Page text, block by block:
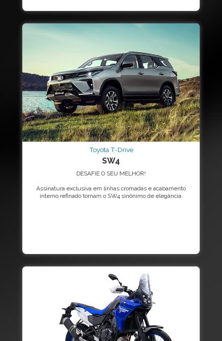
Toyota T-Drive
SW4
DESAFIE O SEU MELHOR!
Assinatura exclusiva em linhas cromadas e acabamento
interno refinado tornam o SW4 sinônimo de elegância.